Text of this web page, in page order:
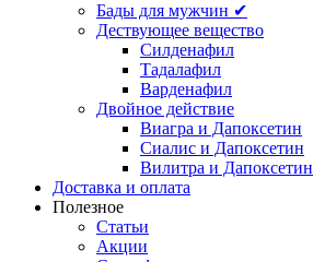
Бады для мужчин ✔
Дествующее вещество
Силденафил
Тадалафил
Варденафил
Двойное действие
Виагра и Дапоксетин
Сиалис и Дапоксетин
Вилитра и Дапоксетин
Доставка и оплата
Полезное
Статьи
Акции